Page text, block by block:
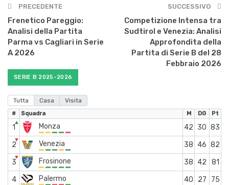
PRECEDENTE
Frenetico Pareggio:
Analisi della Partita
Parma vs Cagliari in Serie
A 2026
SUCCESSIVO
Competizione Intensa tra
Sudtirol e Venezia: Analisi
Approfondita della
Partita di Serie B del 28
Febbraio 2026
SERIE B 2025-2026
Tutta Casa Visita
# Squadra M DG Pt
1
▲ Monza 42 30 83
2
▼ Venezia 38 46 82
3
▼ Frosinone 38 42
81
4
Palermo 40 27 75